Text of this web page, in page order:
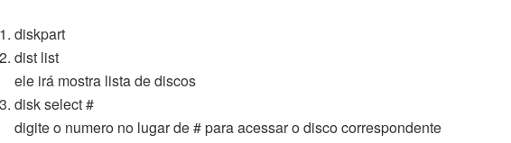
diskpart
dist list
ele irá mostra lista de discos
disk select #
digite o numero no lugar de # para acessar o disco correspondente